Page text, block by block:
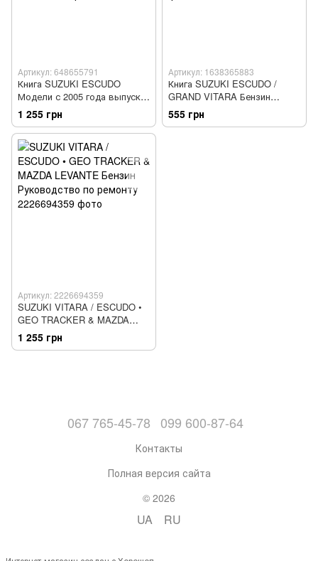
Артикул: 648655791
Книга SUZUKI ESCUDO
Модели с 2005 года выпуска
Устройство, техническое
обслуживание и ремонт
1 255 грн
Артикул: 1638365883
Книга SUZUKI ESCUDO /
GRAND VITARA Бензин
Модели с 2003 г.
Руководство по ремонту и
555 грн
Артикул: 2226694359
SUZUKI VITARA / ESCUDO •
GEO TRACKER & MAZDA
LEVANTE Бензин
Руководство по ремонту
1 255 грн
067 765-45-78 099 600-87-64
Контакты
Полная версия сайта
© 2026
UA RU